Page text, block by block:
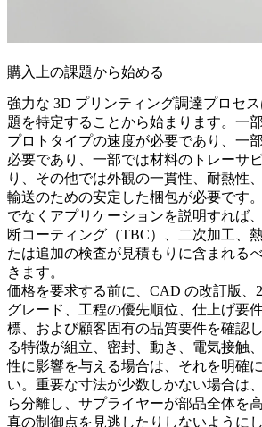
購入上の課題から始める
強力な 3D プリンティング調達プロセ
題を特定することから始まります。一
プロトタイプの速度が必要であり、一
必要であり、一部では材料のトレーサ
り、その他では外観の一貫性、耐熱性
輸送のための安定した梱包が必要です
でなくアプリケーションを説明すれば
断コーティング（TBC）
、二次加工、
たは追加の検査が見積もりに含まれる
きます。
価格を要求する前に、CAD の改訂版、
グレード、工程の優先順位、仕上げ要
標、および顧客固有の品質要件を確認
る特徴が組立、密封、動き、電気接触
性に影響を与える場合は、それを明確
い。重要な寸法が少数しかない場合は
ら分離し、サプライヤーが部品全体を
真の制御点を見逃したりしないようにし